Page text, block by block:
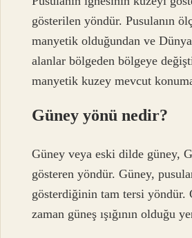
gösterilen yöndür. Pusulanın
manyetik olduğundan ve
alanlar bölgeden bölgeye
manyetik kuzey mevcut
Güney yönü nedir?
Güney veya eski dilde güney,
gösteren yöndür. Güney,
gösterdiğinin tam tersi yöndür.
zaman güneş ışığının olduğu